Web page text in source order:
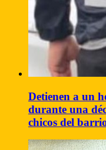
Detienen a un
durante una
chicos del